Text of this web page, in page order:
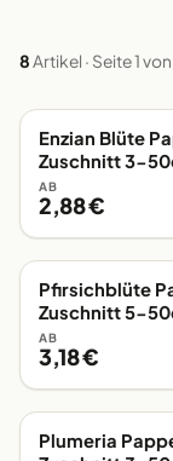
8Artikel · Seite 1 von
EIGENE FERTIGUNG
Enzian Blüte
Zuschnitt 3-
AB
2,88 €
EIGENE FERTIGUNG
Pfirsichblüte
Zuschnitt 5-
AB
3,18 €
EIGENE FERTIGUNG
Plumeria